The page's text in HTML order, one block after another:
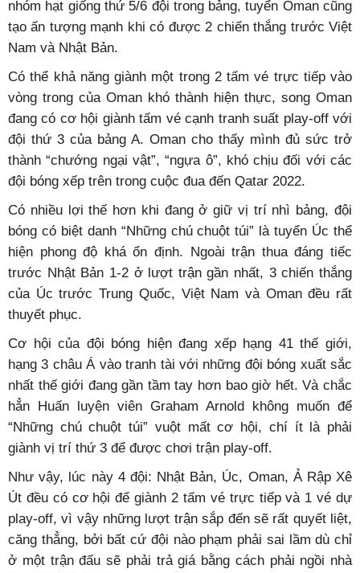
nhóm hạt giống thứ 5/6 đội trong bảng, tuyển Oman cũng
tạo ấn tượng mạnh khi có được 2 chiến thắng trước Việt
Nam và Nhật Bản.
Có thể khả năng giành một trong 2 tấm vé trực tiếp vào
vòng trong của Oman khó thành hiện thực, song Oman
đang có cơ hội giành tấm vé cạnh tranh suất play-off với
đội thứ 3 của bảng A. Oman cho thấy mình đủ sức trở
thành “chướng ngại vật”, “ngựa ô”, khó chịu đối với các
đội bóng xếp trên trong cuộc đua đến Qatar 2022.
Có nhiều lợi thế hơn khi đang ở giữ vị trí nhì bảng, đội
bóng có biệt danh “Những chú chuột túi” là tuyển Úc thể
hiện phong độ khá ổn định. Ngoài trận thua đáng tiếc
trước Nhật Bản 1-2 ở lượt trận gần nhất, 3 chiến thắng
của Úc trước Trung Quốc, Việt Nam và Oman đều rất
thuyết phục.
Cơ hội của đội bóng hiện đang xếp hạng 41 thế giới,
hạng 3 châu Á vào tranh tài với những đội bóng xuất sắc
nhất thế giới đang gần tầm tay hơn bao giờ hết. Và chắc
hẳn Huấn luyện viên Graham Arnold không muốn để
“Những chú chuột túi” vuột mất cơ hội, chí ít là phải
giành vị trí thứ 3 để được chơi trận play-off.
Như vậy, lúc này 4 đội: Nhật Bản, Úc, Oman, Ả Rập Xê
Út đều có cơ hội để giành 2 tấm vé trực tiếp và 1 vé dự
play-off, vì vậy những lượt trận sắp đến sẽ rất quyết liệt,
căng thẳng, bởi bất cứ đội nào phạm phải sai lầm dù chỉ
ở một trận đấu sẽ phải trả giá bằng cách phải ngồi nhà